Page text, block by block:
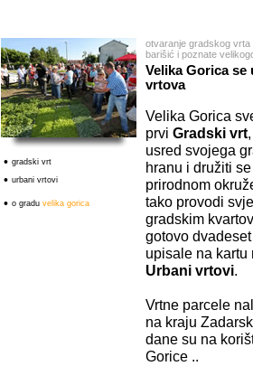
• gradski vrt
• urbani vrtovi
• o gradu velika gorica
otvaranje gradskog
barišić i poznate
Velika Gorica se
vrtova
Velika Gorica
prvi Gradski vrt
usred svojega
hranu i družiti
prirodnom
tako provodi
gradskim
gotovo
upisale na
Urbani vrtovi.
Vrtne parcele
na kraju
dane su na
Gorice ..